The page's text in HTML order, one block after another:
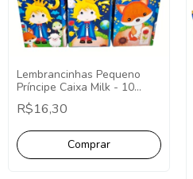
Lembrancinhas Pequeno
Príncipe Caixa Milk - 10
Unidades
R$16,30